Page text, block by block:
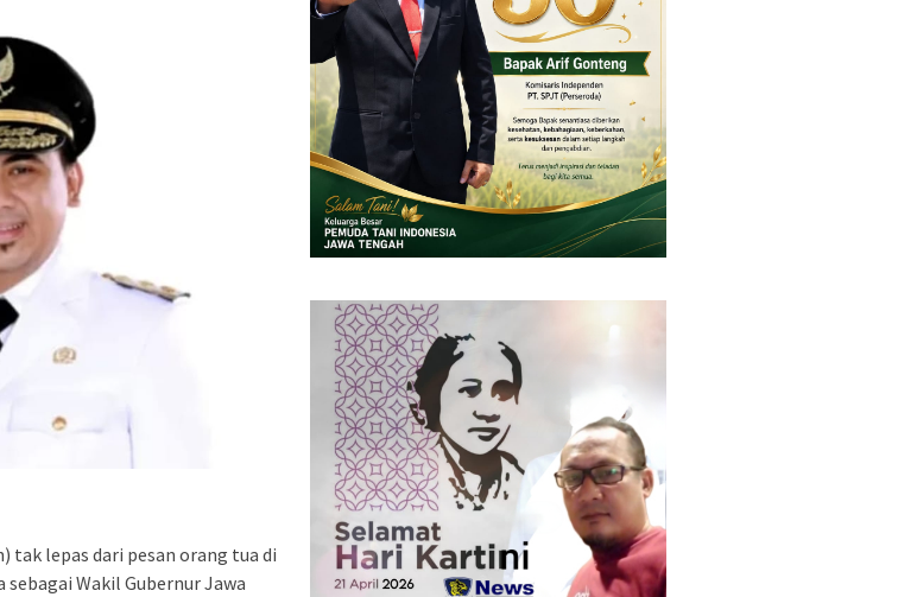
tak lepas dari pesan orang tua di
Wakil Gubernur Jawa